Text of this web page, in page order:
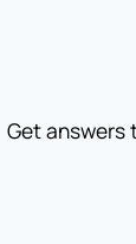
Get answers